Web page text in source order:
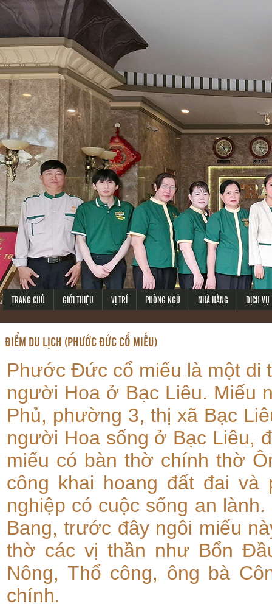
TRANG CHỦ GIỚI THIỆU VỊ TRÍ PHÒNG NGỦ NHÀ HÀNG DỊCH VỤ
ĐIỂM DU LỊCH (PHƯỚC ĐỨC CỔ MIẾU)
Phước Đức cổ miếu là một di
người Hoa ở Bạc Liêu. Miếu
Phủ, phường 3, thị xã Bạc
người Hoa sống ở Bạc Liêu,
miếu có bàn thờ chính thờ
công khai hoang đất đai
nghiệp có cuộc sống an
Bang, trước đây ngôi miếu
thờ các vị thần như Bổn
Nông, Thổ công, ông bà
chính.